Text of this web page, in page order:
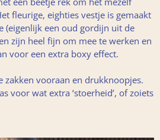
fleurige, eighties vestje is gemaakt
(eigenlijk een oud gordijn uit de
zijn heel fijn om mee te werken en
voor een extra boxy effect.
zakken vooraan en drukknoopjes.
voor wat extra ‘stoerheid’, of zoiets